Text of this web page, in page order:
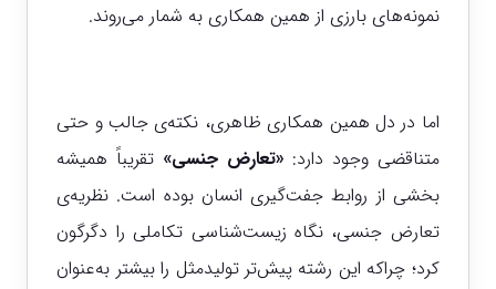
نمونه‌های بارزی از همین همکاری به شمار می‌روند.
اما در دل همین همکاری ظاهری، نکته‌ی جالب و حتی
متناقضی وجود دارد: «تعارض جنسی»تقریباً همیشه
بخشی از روابط جفت‌گیری انسان بوده است. نظریه‌ی
تعارض جنسی، نگاه زیست‌شناسی تکاملی را دگرگون
کرد؛ چراکه این رشته پیش‌تر تولیدمثل را بیشتر به‌عنوان